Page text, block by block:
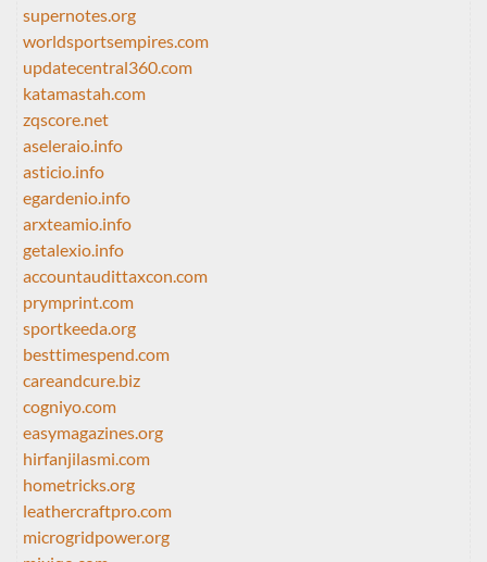
supernotes.org
worldsportsempires.com
updatecentral360.com
katamastah.com
zqscore.net
aseleraio.info
asticio.info
egardenio.info
arxteamio.info
getalexio.info
accountaudittaxcon.com
prymprint.com
sportkeeda.org
besttimespend.com
careandcure.biz
cogniyo.com
easymagazines.org
hirfanjilasmi.com
hometricks.org
leathercraftpro.com
microgridpower.org